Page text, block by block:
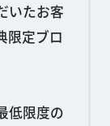
いたお客
限定ブロ
低限度の